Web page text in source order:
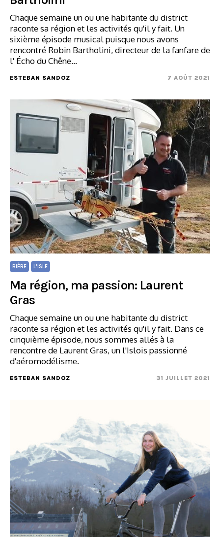
Chaque semaine un ou une habitante du district
raconte sa région et les activités qu'il y fait. Un
sixième épisode musical puisque nous avons
rencontré Robin Bartholini, directeur de la fanfare de
l' Écho du Chêne…
ESTEBAN SANDOZ 7 AOÛT 2021
BIÈRE L'ISLE
Ma région, ma passion: Laurent
Gras
Chaque semaine un ou une habitante du district
raconte sa région et les activités qu'il y fait. Dans ce
cinquième épisode, nous sommes allés à la
rencontre de Laurent Gras, un l'Islois passionné
d'aéromodélisme.
ESTEBAN SANDOZ 31 JUILLET 2021